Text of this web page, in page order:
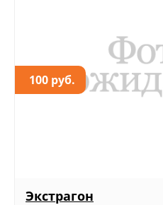
100 руб.
Экстрагон